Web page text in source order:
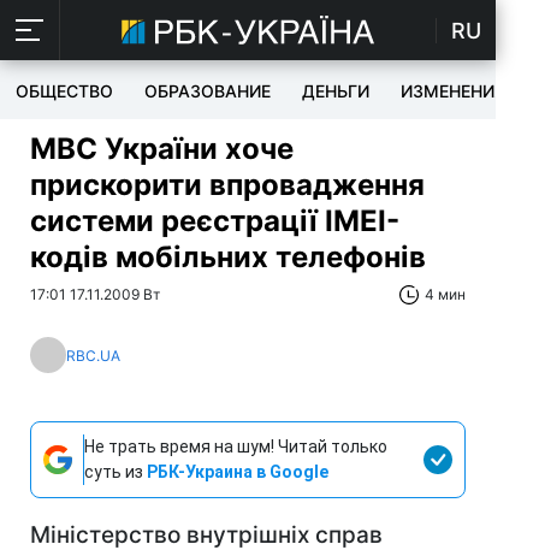
RU
ОБЩЕСТВО ОБРАЗОВАНИЕ ДЕНЬГИ ИЗМЕНЕНИЯ
МВС України хоче
прискорити впровадження
системи реєстрації IMEI-
кодів мобільних телефонів
17:01 17.11.2009 Вт 4 мин
RBC.UA
Не трать время на шум! Читай только
суть из РБК-Украина в Google
Міністерство внутрішніх справ